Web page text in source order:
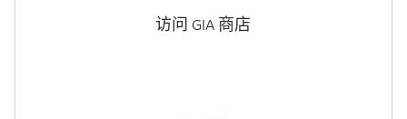
访问 GIA 商店